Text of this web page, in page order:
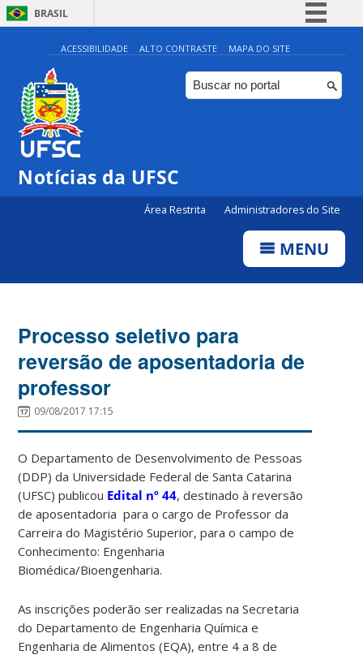
BRASIL
Simplifique!
Comunica BR
Participe
ACESSIBILIDADE ALTO CONTRASTE MAPA DO SITE
Notícias da UFSC
Área Restrita Administradores do Site
MENU
Processo seletivo para
reversão de aposentadoria de
professor
09/08/2017 17:15
O Departamento de Desenvolvimento de Pessoas
(DDP) da Universidade Federal de Santa Catarina
(UFSC) publicou Edital nº 44, destinado à reversão
de aposentadoria para o cargo de Professor da
Carreira do Magistério Superior, para o campo de
Conhecimento: Engenharia
Biomédica/Bioengenharia.
As inscrições poderão ser realizadas na Secretaria
do Departamento de Engenharia Química e
Engenharia de Alimentos (EQA), entre 4 a 8 de